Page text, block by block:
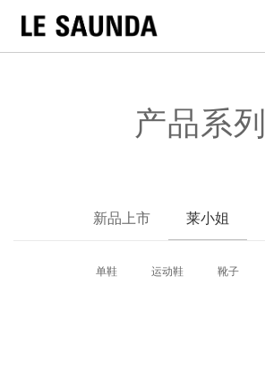
产品系列
新品上市 莱小姐
单鞋 运动鞋 靴子